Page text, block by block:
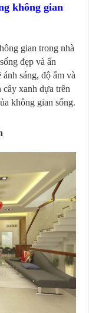
không gian
gian trong nhà
đẹp và ấn
sáng, độ ẩm và
cây xanh dựa trên
không gian sống.